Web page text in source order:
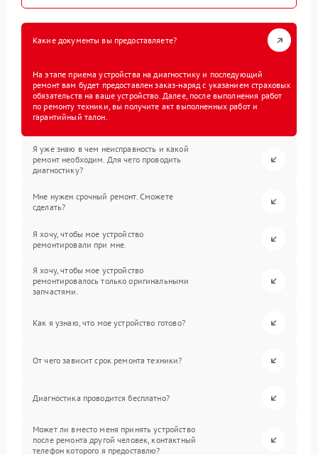
Какие документы вы предоставляете?
На этапе приема устройства на диагностику и последующий
ремонт вам будет предоставлен заказ-наряд с указанием страховых
обязательств на ваше устройство. Далее, после выполнения работ
по ремонту техники, вы получите акт выполненных работ и
гарантийный талон.
Я уже знаю в чем неисправность и какой
ремонт необходим. Для чего проводить
диагностику?
Мне нужен срочный ремонт. Сможете
сделать?
Я хочу, чтобы мое устройство
ремонтировали при мне.
Я хочу, чтобы мое устройство
ремонтировалось только оригинальными
запчастями.
Как я узнаю, что мое устройство готово?
От чего зависит срок ремонта техники?
Диагностика проводится бесплатно?
Может ли вместо меня принять устройство
после ремонта другой человек, контактный
телефон которого я предоставлю?